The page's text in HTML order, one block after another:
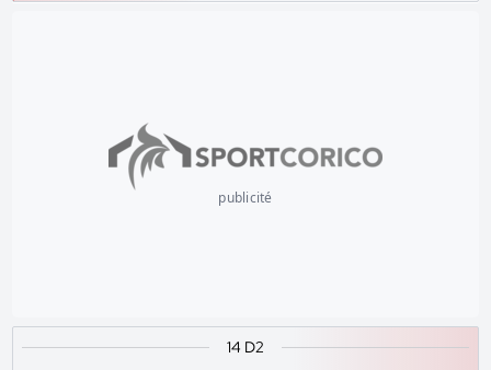
publicité
14 D2